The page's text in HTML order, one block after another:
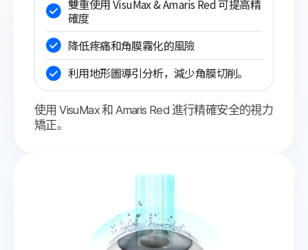
雙重使用 VisuMax & Amaris Red 可提高精
確度
降低疼痛和角膜霧化的風險
利用地形圖導引分析，減少角膜切削。
使用 VisuMax 和 Amaris Red 進行精確安全的視力
矯正。